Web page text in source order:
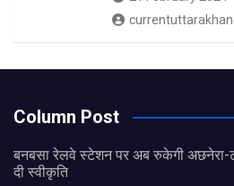
Column Post
बनबसा रेलवे स्टेशन पर अब रुकेगी
दी स्वीकृति